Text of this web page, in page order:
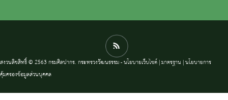
สงวนลิขสิทธิ์ © 2563 กรมศิลปากร. กระทรวงวัฒนธรรม -นโยบายเว็บไซต์|มาตรฐาน |นโยบายการ
คุ้มครองข้อมูลส่วนบุคคล